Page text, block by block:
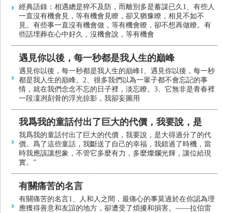
經典語錄：相遇總是猝不及防，而離別多是蓄謀已久1、有些人
一直沒有機會見，等有機會見瞭，卻又猶豫瞭，相見不如不
見。有些事一直沒有機會做，等有機會瞭，卻不想再做瞭。有
些話埋葬在心中好久，沒機會說，等有機會
遇見你以後，每一秒都是我人生的巔峰
遇見你以後，每一秒都是我人生的巔峰1、遇見你以後，每一秒
都是我人生的巔峰。2、很多我們以為一輩子都不會忘記的事
情，就在我們念念不忘的日子裡，淡忘瞭。3、它無非是青春裡
一段凜冽刻骨的浮光掠影，我卻妄圖用
我爲我的童話付出了巨大的代價，我要說，是
我爲我的童話付出了巨大的代價，我要說，是大得過分了的代
價。爲了這些童話，我斷送了自己的幸福，我錯過了時機，當
時我應該讓想象，不管它多麼有力，多麼燦爛光輝，讓位給現
實。”
有關痛苦的名言
有關痛苦的名言1、人和人之間，最痛心的事莫過於在你認為理
應獲得善意和友誼的地方，卻遭受了煩擾和損害。——拉伯雷